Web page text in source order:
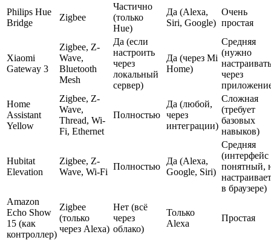
Philips Hue
Bridge
Zigbee
Частично
(только
Hue)
Да (Alexa,
Siri, Google)
Очень
простая
Xiaomi
Gateway 3
Zigbee, Z-
Wave,
Bluetooth
Mesh
Да (если
настроить
через
локальный
сервер)
Да (через Mi
Home)
Средняя
(нужно
настраивать
через
Home
Assistant
Yellow
Zigbee, Z-
Wave,
Thread, Wi-
Fi, Ethernet
Полностью
Да (любой,
через
интеграции)
Сложная
(требует
базовых
навыков)
Hubitat
Elevation
Zigbee, Z-
Wave, Wi-Fi
Полностью
Да (Alexa,
Google, Siri)
Средняя
(интерфейс
понятный,
в браузере)
Amazon
Echo Show
15 (как
контроллер)
Zigbee
(только
через Alexa)
Нет (всё
через
облако)
Только
Alexa
Простая